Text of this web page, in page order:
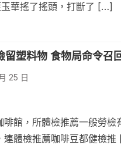
華搖了搖頭，打斷了 […]
留塑料物 食物局命令召
25 日
館，所體檢推薦一般勞檢
連體檢推薦咖啡豆都健檢